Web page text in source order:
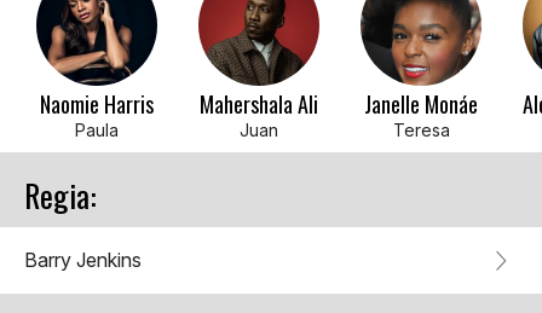
Naomie Harris
Paula
Mahershala Ali
Juan
Janelle Monáe
Teresa
Regia:
Barry Jenkins